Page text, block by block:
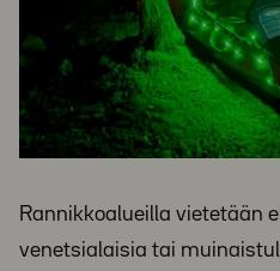
Rannikkoalueilla vietetään
venetsialaisia tai